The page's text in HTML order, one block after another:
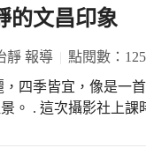
日，鄭董事長與基
近年來熱衷推廣家鄉
。 「取之於社會 用
及充實各項教學活
長這一年帶領家委會
聲、歡笑聲，聲聲入耳，參
，終於有了齊聚一堂
各業的典範，還不乏
昌國小」這塊招牌
，就在大家的掌聲
的文昌印象
靜 報導 點閱數：
四季皆宜，像是一
。 . 這次攝影社上課